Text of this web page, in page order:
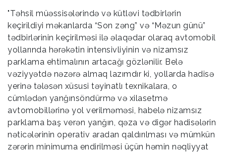
"Təhsil müəssisələrində və kütləvi tədbirlərin
keçirildiyi məkanlarda “Son zəng” və “Məzun günü”
tədbirlərinin keçirilməsi ilə əlaqədar olaraq avtomobil
yollarında hərəkətin intensivliyinin və nizamsız
parklama ehtimalının artacağı gözlənilir. Belə
vəziyyətdə nəzərə almaq lazımdır ki, yollarda hadisə
yerinə tələsən xüsusi təyinatlı texnikalara, o
cümlədən yanğınsöndürmə və xilasetmə
avtomobillərinə yol verilməməsi, habelə nizamsız
parklama baş verən yanğın, qəza və digər hadisələrin
nəticələrinin operativ aradan qaldırılması və mümkün
zərərin minimuma endirilməsi üçün həmin nəqliyyat